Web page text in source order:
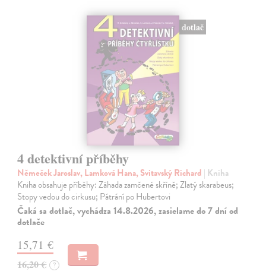
dotlač
4 detektivní příběhy
Němeček Jaroslav, Lamková Hana, Svitavský Richard | Kniha
Kniha obsahuje příběhy: Záhada zamčené skříně; Zlatý skarabeus;
Stopy vedou do cirkusu; Pátrání po Hubertovi
Čaká sa dotlač, vychádza 14.8.2026, zasielame do 7 dní od
dotlače
15,71 €
16,20 € ?